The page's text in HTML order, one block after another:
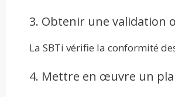
3. Obtenir une validation
La SBTi vérifie la conformité
4. Mettre en œuvre un